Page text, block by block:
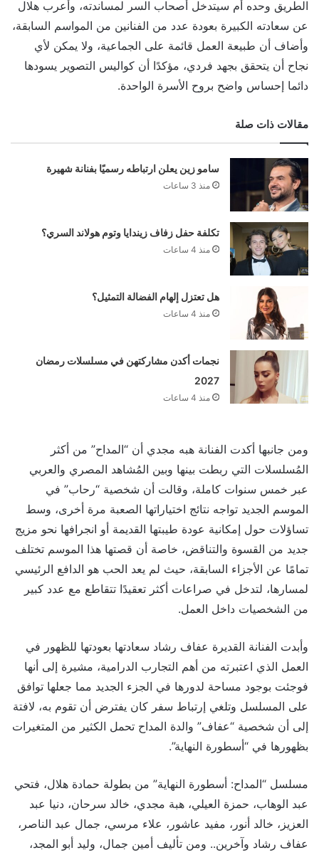
الطريق وحده أم سيتدخل أصحاب السر لمساندته، وأعرب هلال
عن سعادته الكبيرة بعودة عدد من الفنانين من المواسم السابقة،
وأضاف أن طبيعة العمل قائمة على الجماعية، ولا يمكن لأي
نجاح أن يتحقق بجهد فردي، مؤكدًا أن كواليس التصوير يسودها
دائما إحساس واضح بروح الأسرة الواحدة.
مقالات ذات صلة
سامو زين يعلن ارتباطه رسميًا بفنانة شهيرة
منذ 3 ساعات
تكلفة حفل زفاف زيندايا وتوم هولاند السري؟
منذ 4 ساعات
هل تعتزل إلهام الفضالة التمثيل؟
منذ 4 ساعات
نجمات أكدن مشاركتهن في مسلسلات رمضان
2027
منذ 4 ساعات
ومن جانبها أكدت الفنانة هبه مجدي أن “المداح” من أكثر
المُسلسلات التي ربطت بينها وبين المُشاهد المصري والعربي
عبر خمس سنوات كاملة، وقالت أن شخصية “رحاب” في
الموسم الجديد تواجه نتائج اختياراتها الصعبة مرة أخرى، وسط
تساؤلات حول إمكانية عودة طيبتها القديمة أو انجرافها نحو مزيج
جديد من القسوة والتناقض، خاصة أن قصتها هذا الموسم تختلف
تمامًا عن الأجزاء السابقة، حيث لم يعد الحب هو الدافع الرئيسي
لمسارها، لتدخل في صراعات أكثر تعقيدًا تتقاطع مع عدد كبير
من الشخصيات داخل العمل.
وأبدت الفنانة القديرة عفاف رشاد سعادتها بعودتها للظهور في
العمل الذي اعتبرته من أهم التجارب الدرامية، مشيرة إلى أنها
فوجئت بوجود مساحة لدورها في الجزء الجديد مما جعلها توافق
على المسلسل وتلغي إرتباط سفر كان يفترض أن تقوم به، لافتة
إلى أن شخصية “عفاف” والدة المداح تحمل الكثير من المتغيرات
بظهورها في “أسطورة النهاية”.
مسلسل “المداح: أسطورة النهاية” من بطولة حمادة هلال، فتحي
عبد الوهاب، حمزة العيلي، هبة مجدي، خالد سرحان، دنيا عبد
العزيز، خالد أنور، مفيد عاشور، علاء مرسي، جمال عبد الناصر،
عفاف رشاد وآخرين.. ومن تأليف أمين جمال، وليد أبو المجد،